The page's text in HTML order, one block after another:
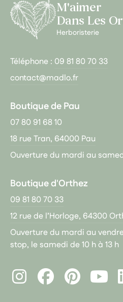
M'aimer
Dans Les
Herboristerie
Téléphone : 09 81 80 70 33
contact@madlo.fr
Boutique de Pau
07 80 91 68 10
18 rue Tran, 64000 Pau
Ouverture du mardi au
Boutique d'Orthez
09 81 80 70 33
12 rue de l’Horloge, 64300
Ouverture du mardi au
stop, le samedi de 10 h à 13 h
InstagramFacebookPinterest